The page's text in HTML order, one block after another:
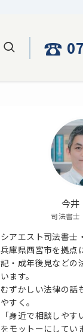
☎
今
司法書士
シアエスト司法書士
兵庫県西宮市を拠点
記・成年後見などの
います。
むずかしい法律の話
やすく。
「身近で相談しや
をモットーにしてい